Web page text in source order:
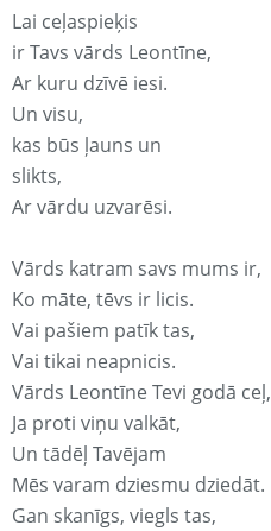
Lai ceļaspieķis
ir Tavs vārds Leontīne,
Ar kuru dzīvē iesi.
Un visu,
kas būs ļauns un
slikts,
Ar vārdu uzvarēsi.
Vārds katram savs mums ir,
Ko māte, tēvs ir licis.
Vai pašiem patīk tas,
Vai tikai neapnicis.
Vārds Leontīne Tevi godā ceļ,
Ja proti viņu valkāt,
Un tādēļ Tavējam
Mēs varam dziesmu dziedāt.
Gan skanīgs, viegls tas,